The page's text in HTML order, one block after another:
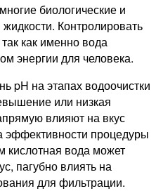
биологические и
Контролировать
как именно вода
энергии для человека.
pH на этапах водоочистки
или низкая
влияют на вкус
эффективности процедуры
вода может
пагубно влиять на
для фильтрации.